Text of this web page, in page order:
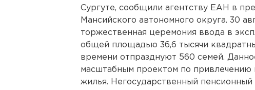
Сургуте, сообщили агентству ЕАН в
Мансийского автономного округа. 30
торжественная церемония ввода в
общей площадью 36,6 тысячи
времени отпразднуют 560 семей.
масштабным проектом по привлечению
жилья. Негосударственный